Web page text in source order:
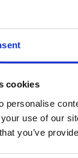
cookies
personalise
use of our
you’ve